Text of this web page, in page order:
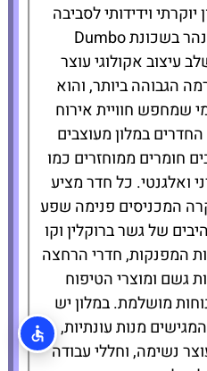
יוקרתי וידידותי לסביבה
הממוקם על גדות הנהר בשכונת Dumbo
עיצוב אקולוגי עוצר
הגבוהה ביותר, והוא
שמחפש חוויית אירוח
במלון מעוצבים
חומרים ממוחזרים כמו
ואלגנטי. כל חדר מציע
המכניסים פנימה שפע
של גשר ברוקלין וקו
המפנקות, חדרי הרחצה
גשם ומוצרי הטיפוח
מושלמת. במלון יש
מנות עונתיות,
נשימה, וחללי עבודה